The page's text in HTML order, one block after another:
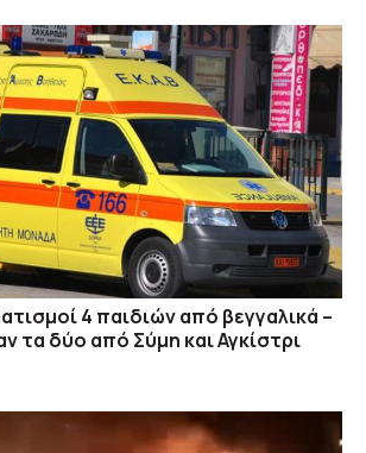
4 παιδιών από βεγγαλικά –
τα δύο από Σύμη και Αγκίστρι